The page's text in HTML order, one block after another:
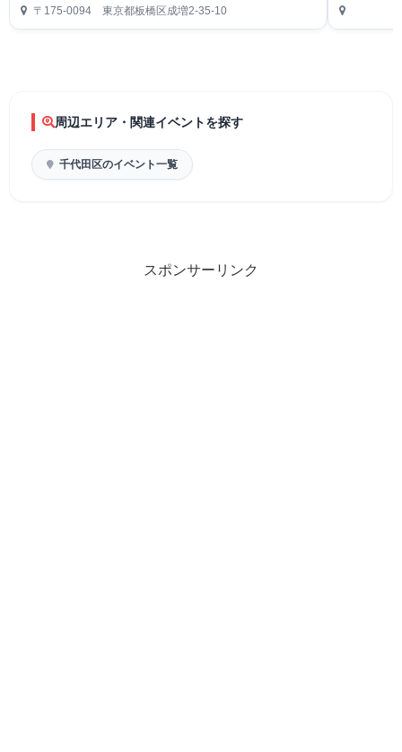
〒175-0094 東京都板橋区成増2-35-10
周辺エリア・関連イベントを探す
千代田区のイベント一覧
スポンサーリンク